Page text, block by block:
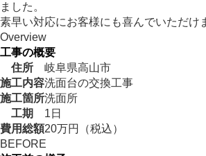
ました。
素早い対応にお客様にも喜んでいただけ
Overview
工事の概要
住所
岐阜県高山市
施工内容洗面台の交換工事
施工箇所洗面所
工期
1日
費用総額20万円（税込）
BEFORE